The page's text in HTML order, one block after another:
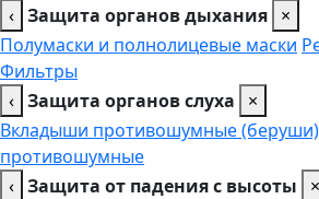
‹ Защита органов дыхания ×
Полумаски и полнолицевые маски
Фильтры
‹ Защита органов слуха
×
Вкладыши противошумные (беруши)
противошумные
‹ Защита от падения с высоты
×